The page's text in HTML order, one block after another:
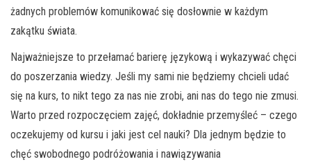
żadnych problemów komunikować się dosłownie w każdym
zakątku świata.
Najważniejsze to przełamać barierę językową i wykazywać chęci
do poszerzania wiedzy. Jeśli my sami nie będziemy chcieli udać
się na kurs, to nikt tego za nas nie zrobi, ani nas do tego nie zmusi.
Warto przed rozpoczęciem zajęć, dokładnie przemyśleć – czego
oczekujemy od kursu i jaki jest cel nauki? Dla jednym będzie to
chęć swobodnego podróżowania i nawiązywania